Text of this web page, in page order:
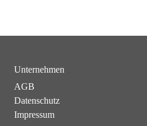
Unternehmen
AGB
Datenschutz
Impressum